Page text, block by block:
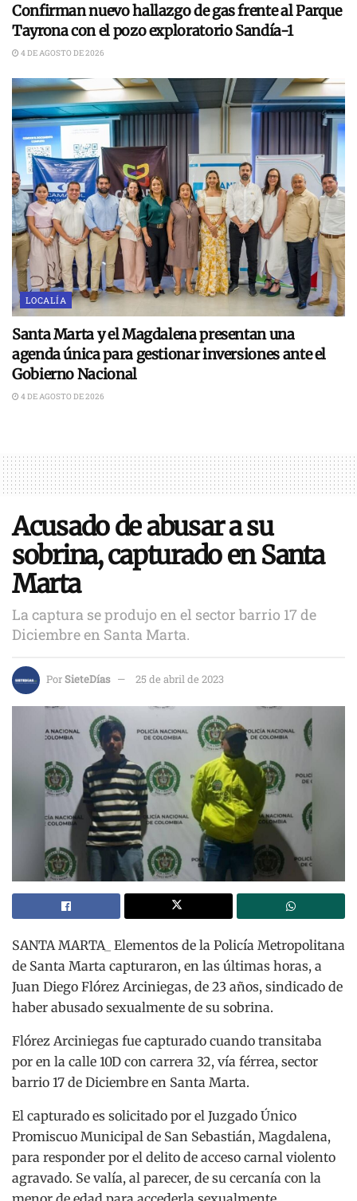
Confirman nuevo hallazgo de gas frente al Parque
Tayrona con el pozo exploratorio Sandía-1
4 DE AGOSTO DE 2026
LOCALÍA
Santa Marta y el Magdalena presentan una
agenda única para gestionar inversiones ante el
Gobierno Nacional
4 DE AGOSTO DE 2026
Acusado de abusar a su
sobrina, capturado en Santa
Marta
La captura se produjo en el sector barrio 17 de
Diciembre en Santa Marta.
PorSieteDías 25 de abril de 2023
SANTA MARTA_ Elementos de la Policía Metropolitana
de Santa Marta capturaron, en las últimas horas, a
Juan Diego Flórez Arciniegas, de 23 años, sindicado de
haber abusado sexualmente de su sobrina.
Flórez Arciniegas fue capturado cuando transitaba
por en la calle 10D con carrera 32, vía férrea, sector
barrio 17 de Diciembre en Santa Marta.
El capturado es solicitado por el Juzgado Único
Promiscuo Municipal de San Sebastián, Magdalena,
para responder por el delito de acceso carnal violento
agravado. Se valía, al parecer, de su cercanía con la